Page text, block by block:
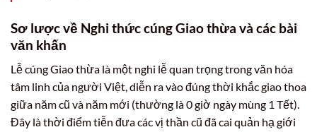
Sơ lược về Nghi thức cúng Giao thừa và các bài
văn khấn
Lễ cúng Giao thừa là một nghi lễ quan trọng trong văn hóa
tâm linh của người Việt, diễn ra vào đúng thời khắc giao thoa
giữa năm cũ và năm mới (thường là 0 giờ ngày mùng 1 Tết).
Đây là thời điểm tiễn đưa các vị thần cũ đã cai quản hạ giới